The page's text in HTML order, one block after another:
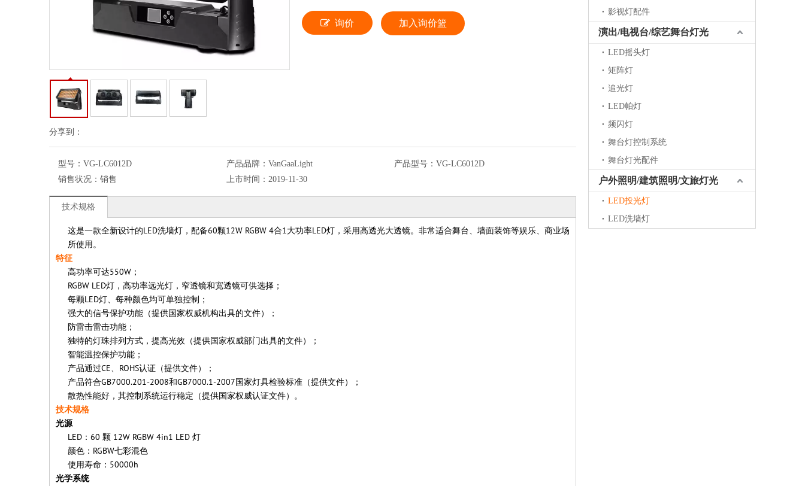
分享到：
询价 加入询价篮
型号： VG-LC6012D 产品品牌： VanGaaLight 产品型号： VG-LC6012D
销售状况： 销售 上市时间： 2019-11-30
技术规格
这是一款全新设计的LED洗墙灯，配备60颗12W RGBW 4合1大功率LED灯，采用高透光大透镜。非常适合舞台、墙面装饰等娱乐、商业场
所使用。
特征
高功率可达550W；
RGBW LED灯，高功率远光灯，窄透镜和宽透镜可供选择；
每颗LED灯、每种颜色均可单独控制；
强大的信号保护功能（提供国家权威机构出具的文件）；
防雷击雷击功能；
独特的灯珠排列方式，提高光效（提供国家权威部门出具的文件）；
智能温控保护功能；
产品通过CE、ROHS认证（提供文件）；
产品符合GB7000.201-2008和GB7000.1-2007国家灯具检验标准（提供文件）；
散热性能好，其控制系统运行稳定（提供国家权威认证文件）。
技术规格
光源
LED：60 颗 12W RGBW 4in1 LED 灯
颜色：RGBW七彩混色
使用寿命：50000h
光学系统
影视灯配件
演出/电视台/综艺舞台灯光
LED摇头灯
矩阵灯
追光灯
LED帕灯
频闪灯
舞台灯控制系统
舞台灯光配件
户外照明/建筑照明/文旅灯光
LED投光灯
LED洗墙灯